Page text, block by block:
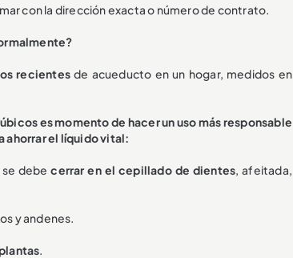
con la dirección exacta o número de contrato.
recientes de acueducto en un hogar, medidos en
es momento de hacer un uso más responsable
ahorrar el líquido vital:
se debe cerrar en el cepillado de dientes, afeitada,
y andenes.
.